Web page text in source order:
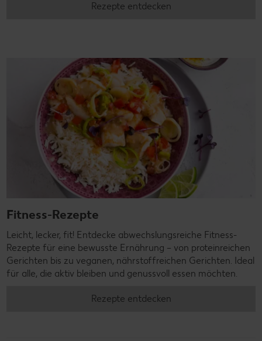
Rezepte entdecken
Fitness-Rezepte
Leicht, lecker, fit! Entdecke abwechslungsreiche Fitness-
Rezepte für eine bewusste Ernährung – von proteinreichen
Gerichten bis zu veganen, nährstoffreichen Gerichten. Ideal
für alle, die aktiv bleiben und genussvoll essen möchten.
Rezepte entdecken